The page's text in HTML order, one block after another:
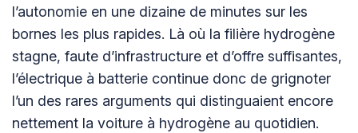
l’autonomie en une dizaine de minutes sur les
bornes les plus rapides. Là où la filière hydrogène
stagne, faute d’infrastructure et d’offre suffisantes,
l’électrique à batterie continue donc de grignoter
l’un des rares arguments qui distinguaient encore
nettement la voiture à hydrogène au quotidien.